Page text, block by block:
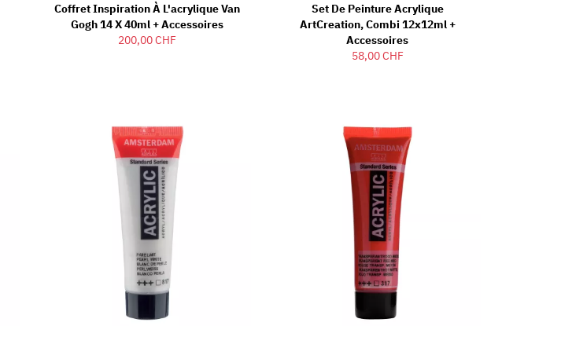
Coffret Inspiration À L'acrylique Van
Gogh 14 X 40ml + Accessoires
200,00 CHF
Set De Peinture Acrylique
ArtCreation, Combi 12x12ml +
Accessoires
58,00 CHF